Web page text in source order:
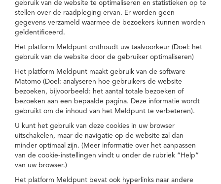
gebruik van de website te optimaliseren en statistieken op te
stellen over de raadpleging ervan. Er worden geen
gegevens verzameld waarmee de bezoekers kunnen worden
geïdentificeerd.
Het platform Meldpunt onthoudt uw taalvoorkeur (Doel: het
gebruik van de website door de gebruiker optimaliseren)
Het platform Meldpunt maakt gebruik van de software
Matomo (Doel: analyseren hoe gebruikers de website
bezoeken, bijvoorbeeld: het aantal totale bezoeken of
bezoeken aan een bepaalde pagina. Deze informatie wordt
gebruikt om de inhoud van het Meldpunt te verbeteren).
U kunt het gebruik van deze cookies in uw browser
uitschakelen, maar de navigatie op de website zal dan
minder optimaal zijn. (Meer informatie over het aanpassen
van de cookie-instellingen vindt u onder de rubriek “Help”
van uw browser.)
Het platform Meldpunt bevat ook hyperlinks naar andere